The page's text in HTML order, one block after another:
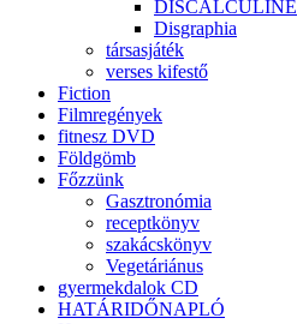
DISCALCULINE
Disgraphia
társasjáték
verses kifestő
Fiction
Filmregények
fitnesz DVD
Földgömb
Főzzünk
Gasztronómia
receptkönyv
szakácskönyv
Vegetáriánus
gyermekdalok CD
HATÁRIDŐNAPLÓ